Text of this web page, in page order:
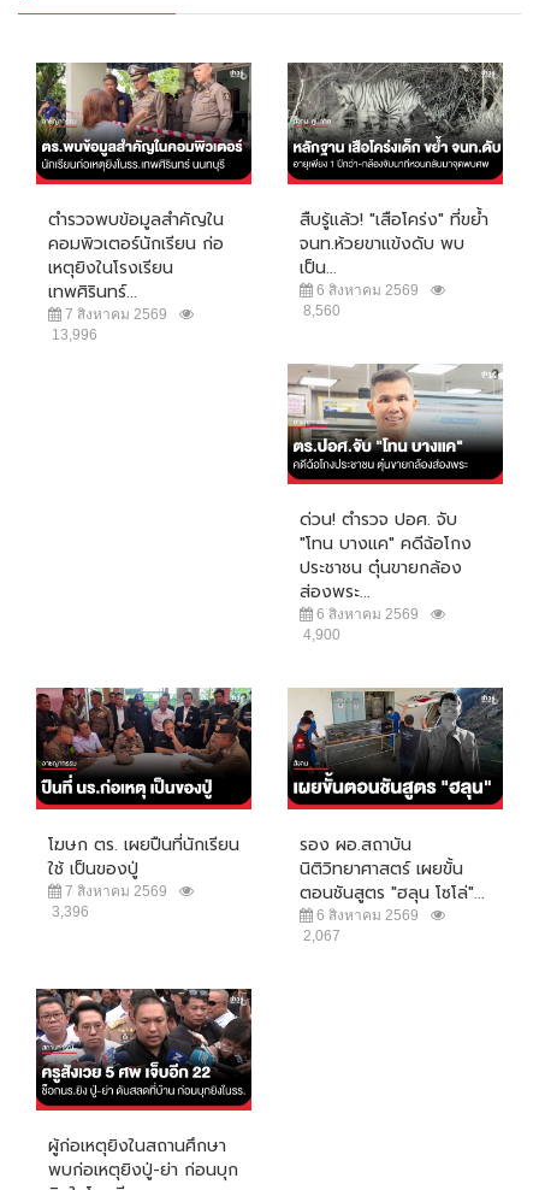
ตำรวจพบข้อมูลสำคัญใน
คอมพิวเตอร์นักเรียน ก่อ
เหตุยิงในโรงเรียน
เทพศิรินทร์...
7 สิงหาคม 2569
13,996
สืบรู้แล้ว! "เสือโคร่ง" ที่ขย้ำ
จนท.ห้วยขาแข้งดับ พบ
เป็น...
6 สิงหาคม 2569
8,560
ด่วน! ตำรวจ ปอศ. จับ
"โทน บางแค" คดีฉ้อโกง
ประชาชน ตุ๋นขายกล้อง
ส่องพระ...
6 สิงหาคม 2569
4,900
โฆษก ตร. เผยปืนที่นักเรียน
ใช้ เป็นของปู่
7 สิงหาคม 2569
3,396
รอง ผอ.สถาบัน
นิติวิทยาศาสตร์ เผยขั้น
ตอนชันสูตร "ฮลุน โซโล่"...
6 สิงหาคม 2569
2,067
ผู้ก่อเหตุยิงในสถานศึกษา
พบก่อเหตุยิงปู่-ย่า ก่อนบุก